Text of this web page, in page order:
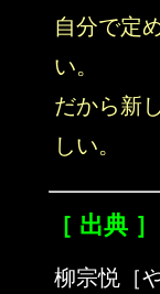
自分で定
い。
だから新
しい。
［ 出典 ］
柳宗悦［